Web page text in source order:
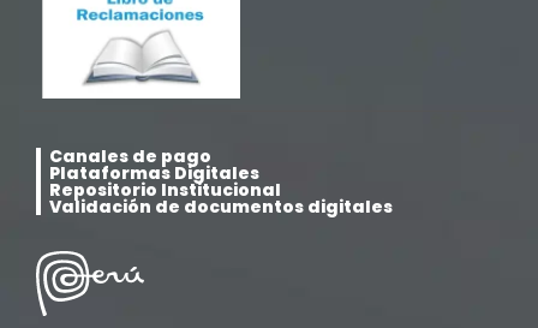
Posgrado
Pregrado
Psicología
Retorno a la presencialidad
Canales de pago
Plataformas Digitales
Repositorio Institucional
Validación de documentos digitales